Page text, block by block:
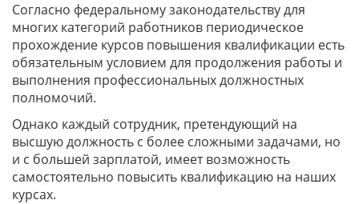
Согласно федеральному законодательству для
многих категорий работников периодическое
прохождение курсов повышения квалификации есть
обязательным условием для продолжения работы и
выполнения профессиональных должностных
полномочий.
Однако каждый сотрудник, претендующий на
высшую должность с более сложными задачами, но
и с большей зарплатой, имеет возможность
самостоятельно повысить квалификацию на наших
курсах.